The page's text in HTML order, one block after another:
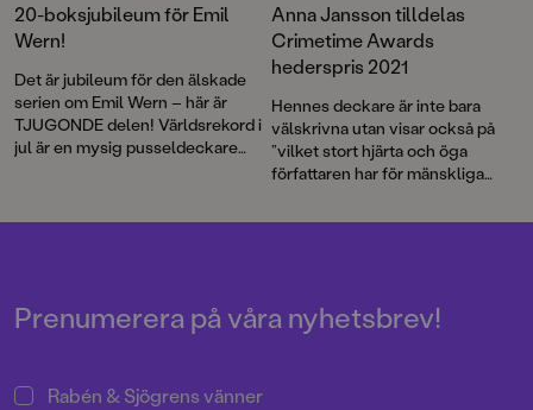
20-boksjubileum för Emil
Wern!
Det är jubileum för den älskade
serien om Emil Wern – här är
TJUGONDE delen! Världsrekord i
jul är en mysig pusseldeckare
Anna Jansson tilldelas
Crimetime Awards
hederspris 2021
Hennes deckare är inte bara
välskrivna utan visar också på
”vilket stort hjärta och öga
författaren har för mänskliga
motivering.
Prenumerera på våra nyhetsbrev!
Rabén & Sjögrens vänner